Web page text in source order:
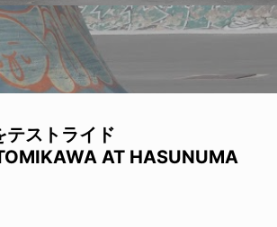
テストライド
AT HASUNUMA